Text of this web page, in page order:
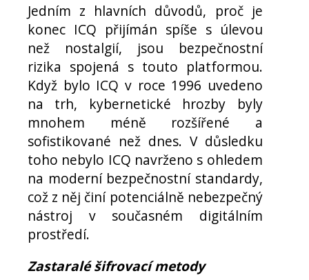
Jedním z hlavních důvodů, proč je
konec ICQ přijímán spíše s úlevou
než nostalgií, jsou bezpečnostní
rizika spojená s touto platformou.
Když bylo ICQ v roce 1996 uvedeno
na trh, kybernetické hrozby byly
mnohem méně rozšířené a
sofistikované než dnes. V důsledku
toho nebylo ICQ navrženo s ohledem
na moderní bezpečnostní standardy,
což z něj činí potenciálně nebezpečný
nástroj v současném digitálním
prostředí.
Zastaralé šifrovací metody